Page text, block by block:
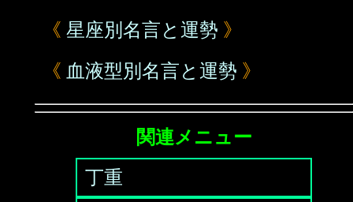
《 星座別名言と運勢 》
《 血液型別名言と運勢 》
関連メニュー
丁重